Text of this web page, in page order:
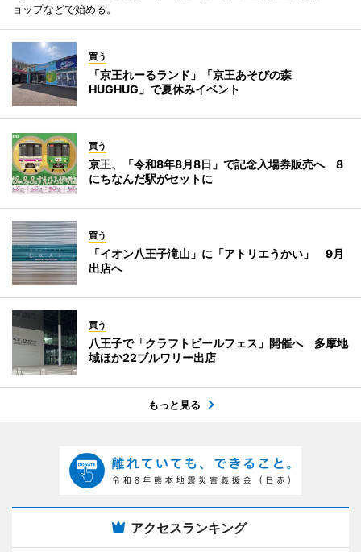
ョップなどで始める。
買う
「京王れーるランド」「京王あそびの森
HUGHUG」で夏休みイベント
買う
京王、「令和8年8月8日」で記念入場券販売へ 8
にちなんだ駅がセットに
買う
「イオン八王子滝山」に「アトリエうかい」 9月
出店へ
買う
八王子で「クラフトビールフェス」開催へ 多摩地
域ほか22ブルワリー出店
もっと見る
アクセスランキング